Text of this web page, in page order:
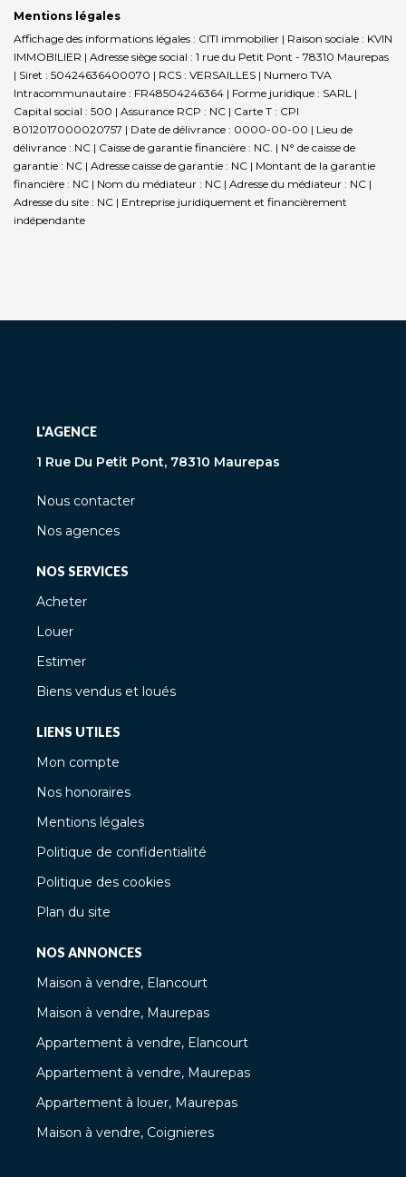
Mentions légales
Affichage des informations légales : CITI immobilier | Raison sociale : KVIN
IMMOBILIER | Adresse siège social : 1 rue du Petit Pont - 78310 Maurepas
| Siret : 50424636400070 | RCS : VERSAILLES | Numero TVA
Intracommunautaire : FR48504246364 | Forme juridique : SARL |
Capital social : 500 | Assurance RCP : NC | Carte T : CPI
8012017000020757 | Date de délivrance : 0000-00-00 | Lieu de
délivrance : NC | Caisse de garantie financière : NC. | N° de caisse de
garantie : NC | Adresse caisse de garantie : NC | Montant de la garantie
financière : NC | Nom du médiateur : NC | Adresse du médiateur : NC |
Adresse du site : NC | Entreprise juridiquement et financièrement
indépendante
L'AGENCE
1 Rue Du Petit Pont, 78310 Maurepas
Nous contacter
Nos agences
NOS SERVICES
Acheter
Louer
Estimer
Biens vendus et loués
LIENS UTILES
Mon compte
Nos honoraires
Mentions légales
Politique de confidentialité
Politique des cookies
Plan du site
NOS ANNONCES
Maison à vendre, Elancourt
Maison à vendre, Maurepas
Appartement à vendre, Elancourt
Appartement à vendre, Maurepas
Appartement à louer, Maurepas
Maison à vendre, Coignieres